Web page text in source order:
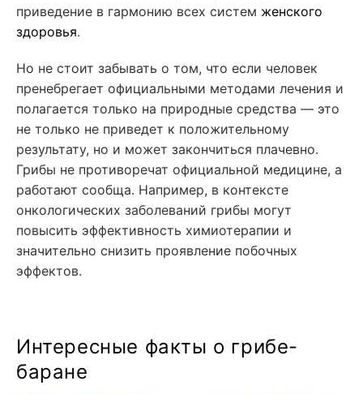
приведение в гармонию всех систем женского
здоровья.
Но не стоит забывать о том, что если человек
пренебрегает официальными методами лечения и
полагается только на природные средства — это
не только не приведет к положительному
результату, но и может закончиться плачевно.
Грибы не противоречат официальной медицине, а
работают сообща. Например, в контексте
онкологических заболеваний грибы могут
повысить эффективность химиотерапии и
значительно снизить проявление побочных
эффектов.
Интересные факты о грибе-
баране